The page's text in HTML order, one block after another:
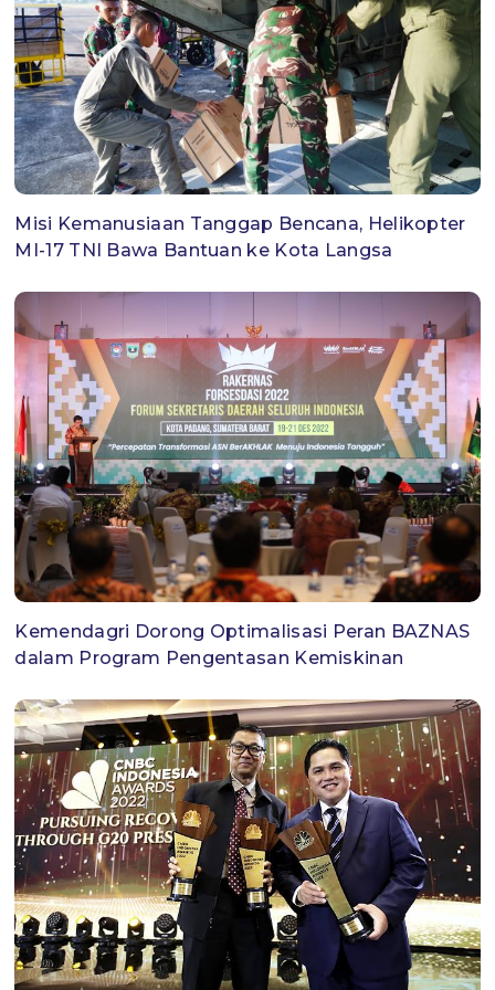
Misi Kemanusiaan Tanggap Bencana, Helikopter
MI-17 TNI Bawa Bantuan ke Kota Langsa
Kemendagri Dorong Optimalisasi Peran BAZNAS
dalam Program Pengentasan Kemiskinan